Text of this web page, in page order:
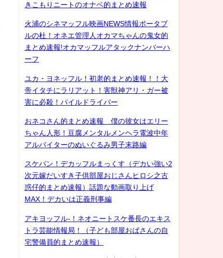
きこもりニートのオナベ的まとめ速報
火浦のシネマッフル映画NEWS情報ポータブ
ルの杜！オネエ管理人オカマちゃんの鬼女的
まとめ速報!オカマッフルアタックナンバーハ
ーフ
ユカ・ヨネッフル！初老的まとめ速報！！大
帝イタチにラリアット！害獣神アリ・ガー被
害に必殺！パイルドライバー
おネコさん的まとめ速報 僕の彼女はエリー
ちゃん人形！豆腐メンタルメンヘラ電波中年
アルバイターのぬいぐるみ男子末路編
スケバン！デカッフルまっくす（デカい強い2
次元嫁だいすき子供部屋おじさんヒロシ之古
惑仔的まとめ速報）話題な動画取り上げ
MAX！デカいは正義刑事編
アキヨッフル-！ネオニートスケ番長のエキス
トラ芸能情報局！（子ども部屋おばさんの自
宅警備員的まとめ速報）